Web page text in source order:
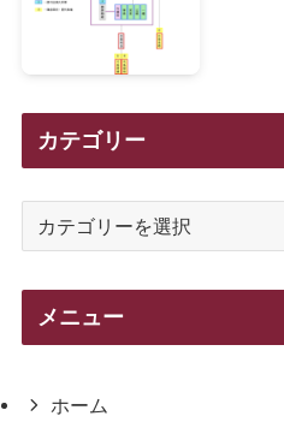
カテゴリー
メニュー
ホーム